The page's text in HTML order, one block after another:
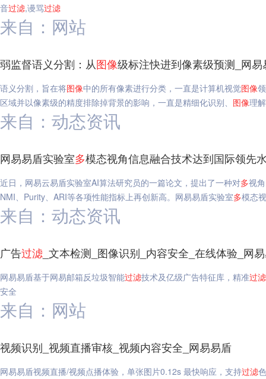
音过滤,谩骂过滤
来自：网站
弱监督语义分割：从图像级标注快进到像素级预测_网易
语义分割，旨在将图像中的所有像素进行分类，一直是计算机视觉图像
区域并以像素级的精度排除掉背景的影响，一直是精细化识别、 图像理
来自：动态资讯
网易易盾实验室多模态视角信息融合技术达到国际领先
近日，网易云易盾实验室AI算法研究员的一篇论文，提出了一种对多视角
NMI、Purity、ARI等各项性能指标上再创新高。网易易盾实验室多模态
来自：动态资讯
广告过滤 _文本检测_图像识别_内容安全_在线体验_网
网易易盾基于网易邮箱反垃圾智能过滤技术及亿级广告特征库，精准过滤
安全
来自：网站
视频识别_视频直播审核_视频内容安全_网易易盾
网易易盾视频直播/视频点播体验，单张图片0.12s 最快响应，支持过滤